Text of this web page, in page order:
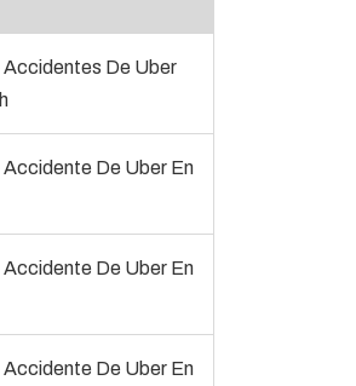
De Uber
De Uber En
De Uber En
De Uber En